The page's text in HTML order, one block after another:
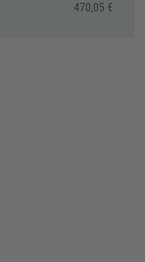
470,05 €